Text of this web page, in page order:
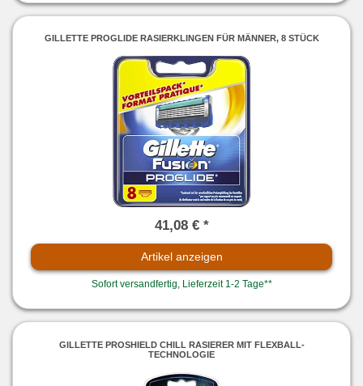
GILLETTE PROGLIDE RASIERKLINGEN FÜR MÄNNER, 8 STÜCK
41,08 € *
Artikel anzeigen
Sofort versandfertig, Lieferzeit 1-2 Tage**
GILLETTE PROSHIELD CHILL RASIERER MIT FLEXBALL-
TECHNOLOGIE